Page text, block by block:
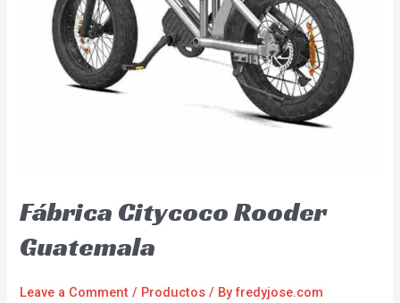
Fábrica Citycoco Rooder
Guatemala
Leave a Comment / Productos / Byfredyjose.com